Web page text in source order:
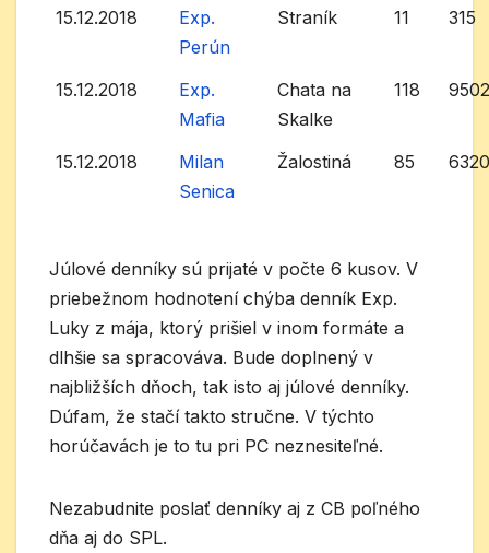
15.12.2018
Exp.
Perún
Straník 11 315
15.12.2018
Exp.
Mafia
Chata na
Skalke
118
15.12.2018
Milan
Senica
Žalostiná 85
Júlové denníky sú prijaté v počte 6 kusov. V
priebežnom hodnotení chýba denník Exp.
Luky z mája, ktorý prišiel v inom formáte a
dlhšie sa spracováva. Bude doplnený v
najbližších dňoch, tak isto aj júlové denníky.
Dúfam, že stačí takto stručne. V týchto
horúčavách je to tu pri PC neznesiteľné.
Nezabudnite poslať denníky aj z CB poľného
dňa aj do SPL.